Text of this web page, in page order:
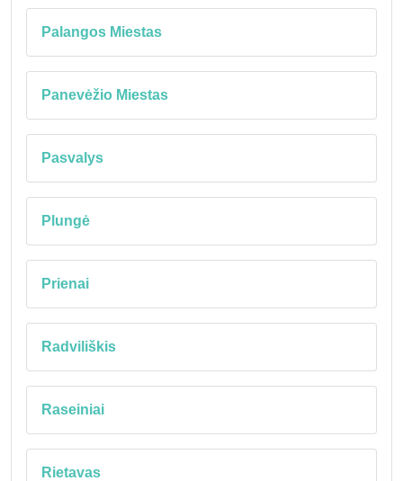
Palangos Miestas
Panevėžio Miestas
Pasvalys
Plungė
Prienai
Radviliškis
Raseiniai
Rietavas